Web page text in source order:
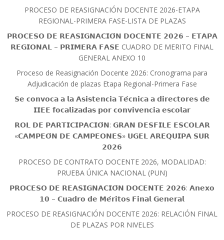
PROCESO DE REASIGNACIÓN DOCENTE 2026-ETAPA
REGIONAL-PRIMERA FASE-LISTA DE PLAZAS
𝗣𝗥𝗢𝗖𝗘𝗦𝗢 𝗗𝗘 𝗥𝗘𝗔𝗦𝗜𝗚𝗡𝗔𝗖𝗜𝗢́𝗡 𝗗𝗢𝗖𝗘𝗡𝗧𝗘 𝟮𝟬𝟮𝟲 – 𝗘𝗧𝗔𝗣𝗔
𝗥𝗘𝗚𝗜𝗢𝗡𝗔𝗟 – 𝗣𝗥𝗜𝗠𝗘𝗥𝗔 𝗙𝗔𝗦𝗘 CUADRO DE MERITO FINAL
GENERAL ANEXO 10
Proceso de Reasignación Docente 2026: Cronograma para
Adjudicación de plazas Etapa Regional-Primera Fase
𝗦𝗲 𝗰𝗼𝗻𝘃𝗼𝗰𝗮 𝗮 𝗹𝗮 𝗔𝘀𝗶𝘀𝘁𝗲𝗻𝗰𝗶𝗮 𝗧𝗲́𝗰𝗻𝗶𝗰𝗮 𝗮 𝗱𝗶𝗿𝗲𝗰𝘁𝗼𝗿𝗲𝘀 𝗱𝗲
𝗜𝗜𝗘𝗘 𝗳𝗼𝗰𝗮𝗹𝗶𝘇𝗮𝗱𝗮𝘀 𝗽𝗼𝗿 𝗰𝗼𝗻𝘃𝗶𝘃𝗲𝗻𝗰𝗶𝗮 𝗲𝘀𝗰𝗼𝗹𝗮𝗿
𝗥𝗢𝗟 𝗗𝗘 𝗣𝗔𝗥𝗧𝗜𝗖𝗜𝗣𝗔𝗖𝗜𝗢́𝗡: 𝗚𝗥𝗔𝗡 𝗗𝗘𝗦𝗙𝗜𝗟𝗘 𝗘𝗦𝗖𝗢𝗟𝗔𝗥
«𝗖𝗔𝗠𝗣𝗘𝗢́𝗡 𝗗𝗘 𝗖𝗔𝗠𝗣𝗘𝗢𝗡𝗘𝗦» 𝗨𝗚𝗘𝗟 𝗔𝗥𝗘𝗤𝗨𝗜𝗣𝗔 𝗦𝗨𝗥
𝟮𝟬𝟮𝟲
PROCESO DE CONTRATO DOCENTE 2026, MODALIDAD:
PRUEBA ÚNICA NACIONAL (PUN)
𝗣𝗥𝗢𝗖𝗘𝗦𝗢 𝗗𝗘 𝗥𝗘𝗔𝗦𝗜𝗚𝗡𝗔𝗖𝗜𝗢́𝗡 𝗗𝗢𝗖𝗘𝗡𝗧𝗘 𝟮𝟬𝟮𝟲: 𝗔𝗻𝗲𝘅𝗼
𝟭𝟬 – 𝗖𝘂𝗮𝗱𝗿𝗼 𝗱𝗲 𝗠𝗲́𝗿𝗶𝘁𝗼𝘀 𝗙𝗶𝗻𝗮𝗹 𝗚𝗲𝗻𝗲𝗿𝗮𝗹
PROCESO DE REASIGNACIÓN DOCENTE 2026: RELACIÓN FINAL
DE PLAZAS POR NIVELES